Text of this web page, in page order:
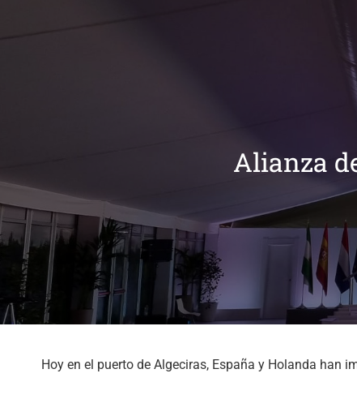
Alianza
Hoy en el puerto de Algeciras, España y Holanda han